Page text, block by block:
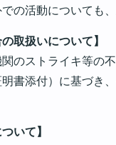
の活動についても
取扱いについて】
のストライキ等の
書添付）に基づき
いて】